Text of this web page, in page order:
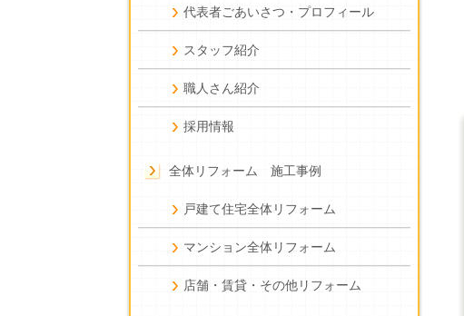
代表者ごあいさつ・プロフィール
スタッフ紹介
職人さん紹介
採用情報
全体リフォーム 施工事例
戸建て住宅全体リフォーム
マンション全体リフォーム
店舗・賃貸・その他リフォーム